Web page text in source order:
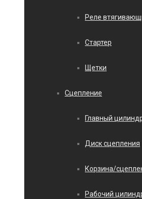
Реле
Стартер
Щетки
Сцепление
Главный
Диск сцепления
Корзина/
Рабочий